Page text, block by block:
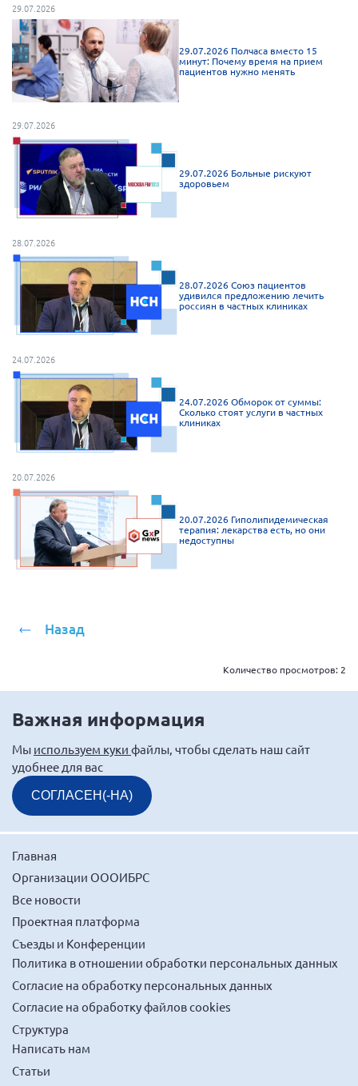
Письма и официальные ответы
Нормативно-правовые документы
Методическая литература для НКО
Публичные отчеты
Всероссийская онлайн конференция
"Рассеянный склероз. XX лет работы
ОООИБРС" (25-29.08.2020)
Всероссийская конференция-тренинг
"Рассеянный склероз: новые реалии" (26-
29.05.2022)
Общероссийская РС
Алтайский край
Архангельская область
Брянская область
Владимирская область
Волгоградская область
Ивановская область
Калининградская область
Кемеровская область
Кировская область
Липецкая область
г. Москва
Московская область
Мурманская область
Нижегородская область
Новгородская область
Новосибирская область
Оренбургская область
Пензенская область
Республика Башкортостан
Республика Бурятия
Республика Калмыкия
Республика Хакасия
Ростовская область
г. Санкт-Петербург
29.07.2026
29.07.2026 Полчаса вместо 15
минут: Почему время на прием
пациентов нужно менять
29.07.2026
29.07.2026 Больные рискуют
здоровьем
28.07.2026
28.07.2026 Союз пациентов
удивился предложению лечить
россиян в частных клиниках
24.07.2026
24.07.2026 Обморок от суммы:
Сколько стоят услуги в частных
клиниках
20.07.2026
20.07.2026 Гиполипидемическая
терапия: лекарства есть, но они
недоступны
Назад
Количество просмотров: 2
Важная информация
Мы используем куки файлы, чтобы сделать наш сайт
удобнее для вас
СОГЛАСЕН(-НА)
Главная
Организации ОООИБРС
Все новости
Проектная платформа
Съезды и Конференции
Политика в отношении обработки персональных данных
Согласие на обработку персональных данных
Согласие на обработку файлов cookies
Структура
Написать нам
Статьи